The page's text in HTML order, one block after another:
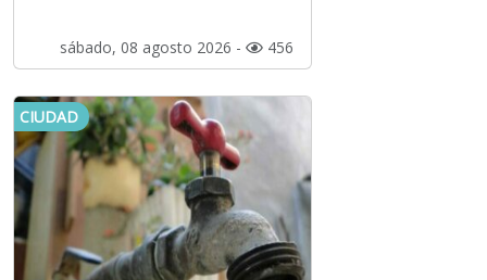
sábado, 08 agosto 2026 - 456
CIUDAD